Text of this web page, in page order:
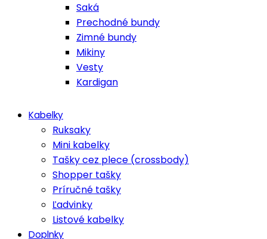
Saká
Prechodné bundy
Zimné bundy
Mikiny
Vesty
Kardigan
Kabelky
Ruksaky
Mini kabelky
Tašky cez plece (crossbody)
Shopper tašky
Príručné tašky
Ľadvinky
Listové kabelky
Doplnky